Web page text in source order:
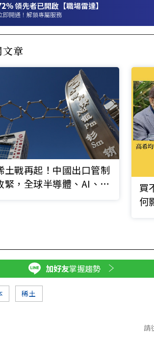
領先者已開啟【職場雷達】
即開通！解鎖專屬服務
章
土戰再起！中國出口管制
緊，全球半導體、AI、電
買
何
加好友掌握趨勢
稀土
請